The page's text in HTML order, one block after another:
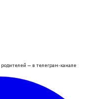
— в телеграм-канале